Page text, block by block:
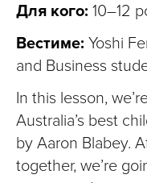
Для кого: 10–12
Вестиме: Yoshi
and Business
In this lesson,
Australia’s best
by Aaron Blabey.
together, we’re